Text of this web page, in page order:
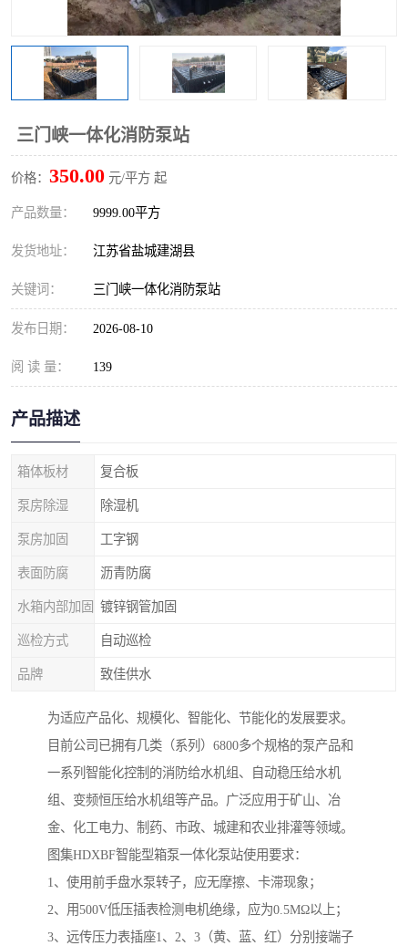
三门峡一体化消防泵站
价格： 350.00 元/平方 起
产品数量： 9999.00平方
发货地址： 江苏省盐城建湖县
关键词： 三门峡一体化消防泵站
发布日期： 2026-08-10
阅 读 量： 139
产品描述
箱体板材 复合板
泵房除湿 除湿机
泵房加固 工字钢
表面防腐 沥青防腐
水箱内部加固 镀锌钢管加固
巡检方式 自动巡检
品牌 致佳供水
为适应产品化、规模化、智能化、节能化的发展要求。
目前公司已拥有几类（系列）6800多个规格的泵产品和
一系列智能化控制的消防给水机组、自动稳压给水机
组、变频恒压给水机组等产品。广泛应用于矿山、冶
金、化工电力、制药、市政、城建和农业排灌等领域。
图集HDXBF智能型箱泵一体化泵站使用要求：
1、使用前手盘水泵转子，应无摩擦、卡滞现象；
2、用500V低压插表检测电机绝缘，应为0.5MΩ以上；
3、远传压力表插座1、2、3（黄、蓝、红）分别接端子